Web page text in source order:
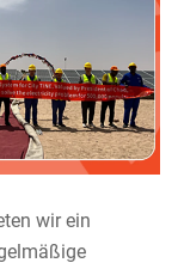
wir ein